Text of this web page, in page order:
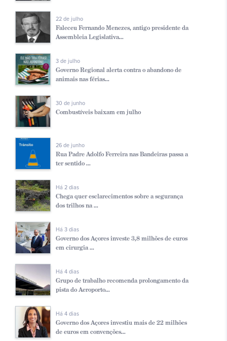
22 de julho
Faleceu Fernando Menezes, antigo presidente da
Assembleia Legislativa...
3 de julho
Governo Regional alerta contra o abandono de
animais nas férias...
30 de junho
Combustíveis baixam em julho
26 de junho
Rua Padre Adolfo Ferreira nas Bandeiras passa a
ter sentido ...
Há 2 dias
Chega quer esclarecimentos sobre a segurança
dos trilhos na ...
Há 3 dias
Governo dos Açores investe 3,8 milhões de euros
em cirurgia ...
Há 4 dias
Grupo de trabalho recomenda prolongamento da
pista do Aeroporto...
Há 4 dias
Governo dos Açores investiu mais de 22 milhões
de euros em convenções...